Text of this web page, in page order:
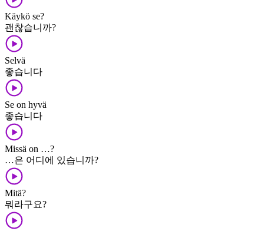
Käykö se?
괜찮습니까?
Selvä
좋습니다
Se on hyvä
좋습니다
Missä on …?
…은 어디에 있습니까?
Mitä?
뭐라구요?